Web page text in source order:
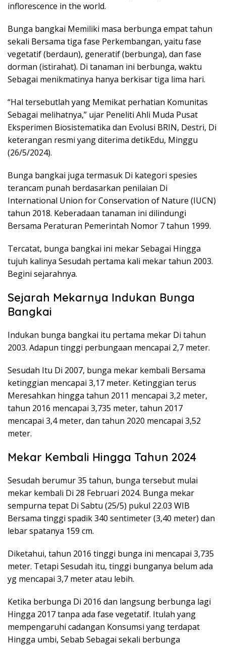
inflorescence in the world.
Bunga bangkai Memiliki masa berbunga empat tahun
sekali Bersama tiga fase Perkembangan, yaitu fase
vegetatif (berdaun), generatif (berbunga), dan fase
dorman (istirahat). Di tanaman ini berbunga, waktu
Sebagai menikmatinya hanya berkisar tiga lima hari.
“Hal tersebutlah yang Memikat perhatian Komunitas
Sebagai melihatnya,” ujar Peneliti Ahli Muda Pusat
Eksperimen Biosistematika dan Evolusi BRIN, Destri, Di
keterangan resmi yang diterima detikEdu, Minggu
(26/5/2024).
Bunga bangkai juga termasuk Di kategori spesies
terancam punah berdasarkan penilaian Di
International Union for Conservation of Nature (IUCN)
tahun 2018. Keberadaan tanaman ini dilindungi
Bersama Peraturan Pemerintah Nomor 7 tahun 1999.
Tercatat, bunga bangkai ini mekar Sebagai Hingga
tujuh kalinya Sesudah pertama kali mekar tahun 2003.
Begini sejarahnya.
Sejarah Mekarnya Indukan Bunga
Bangkai
Indukan bunga bangkai itu pertama mekar Di tahun
2003. Adapun tinggi perbungaan mencapai 2,7 meter.
Sesudah Itu Di 2007, bunga mekar kembali Bersama
ketinggian mencapai 3,17 meter. Ketinggian terus
Meresahkan hingga tahun 2011 mencapai 3,2 meter,
tahun 2016 mencapai 3,735 meter, tahun 2017
mencapai 3,4 meter, dan tahun 2020 mencapai 3,52
meter.
Mekar Kembali Hingga Tahun 2024
Sesudah berumur 35 tahun, bunga tersebut mulai
mekar kembali Di 28 Februari 2024. Bunga mekar
sempurna tepat Di Sabtu (25/5) pukul 22.03 WIB
Bersama tinggi spadik 340 sentimeter (3,40 meter) dan
lebar spatanya 159 cm.
Diketahui, tahun 2016 tinggi bunga ini mencapai 3,735
meter. Tetapi Sesudah itu, tinggi bunganya belum ada
yg mencapai 3,7 meter atau lebih.
Ketika berbunga Di 2016 dan langsung berbunga lagi
Hingga 2017 tanpa ada fase vegetatif. Itulah yang
mempengaruhi cadangan Konsumsi yang terdapat
Hingga umbi, Sebab Sebagai sekali berbunga